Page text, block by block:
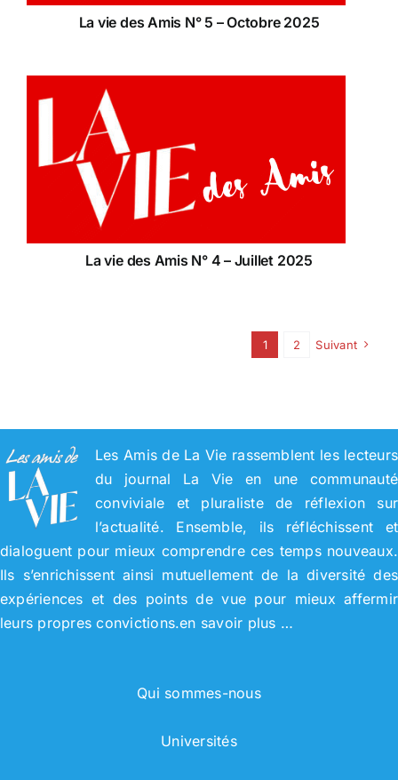
La vie des Amis N° 5 – Octobre 2025
La vie des Amis N° 4 – Juillet 2025
1 2 Suivant
Les Amis de La Vie rassemblent les lecteurs
du journal La Vie en une communauté
conviviale et pluraliste de réflexion sur
l’actualité. Ensemble, ils réfléchissent et
dialoguent pour mieux comprendre ces temps nouveaux.
Ils s’enrichissent ainsi mutuellement de la diversité des
expériences et des points de vue pour mieux affermir
leurs propres convictions.en savoir plus …
Qui sommes-nous
Universités